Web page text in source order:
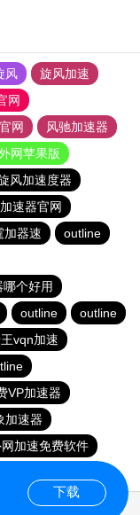
风
旋风加速
网
网
风驰加速器
网苹果版
风加速度器
速器官网
加器速
outline
哪个好用
outline
outline
vqn加速
VP加速器
加速器
加速免费软件
下载